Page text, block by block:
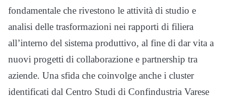
fondamentale che rivestono le attività di studio e
analisi delle trasformazioni nei rapporti di filiera
all’interno del sistema produttivo, al fine di dar vita a
nuovi progetti di collaborazione e partnership tra
aziende. Una sfida che coinvolge anche i cluster
identificati dal Centro Studi di Confindustria Varese